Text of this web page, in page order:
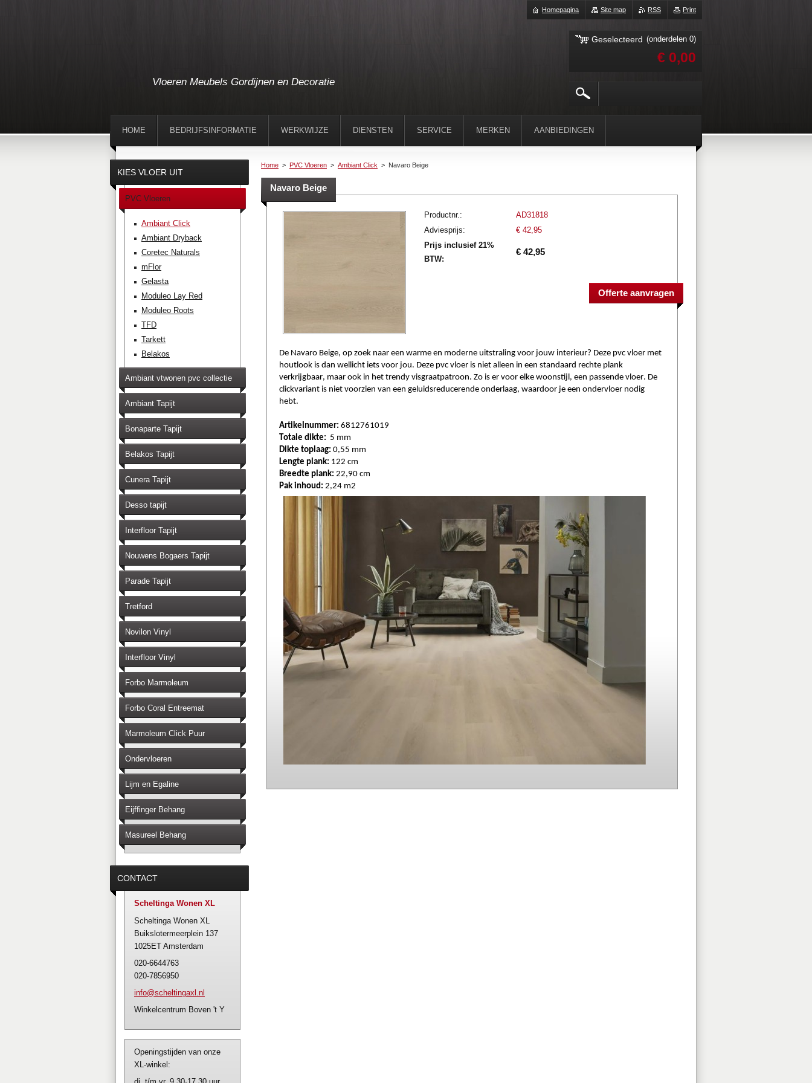
Vloeren Meubels Gordijnen en Decoratie
Home > PVC Vloeren > Ambiant Click > Navaro Beige
Navaro Beige
Productnr.:
AD31818
Adviesprijs:
€ 42,95
Prijs inclusief 21%
BTW:
€ 42,95
De Navaro Beige, op zoek naar een warme en moderne uitstraling voor jouw interieur? Deze pvc vloer met
houtlook is dan wellicht iets voor jou. Deze pvc vloer is niet alleen in een standaard rechte plank
verkrijgbaar, maar ook in het trendy visgraatpatroon. Zo is er voor elke woonstijl, een passende vloer. De
clickvariant is niet voorzien van een geluidsreducerende onderlaag, waardoor je een ondervloer nodig
hebt.
Artikelnummer: 6812761019
Totale dikte: 5 mm
Dikte toplaag: 0,55 mm
Lengte plank: 122 cm
Breedte plank: 22,90 cm
Pak inhoud: 2,24 m2
KIES VLOER UIT
PVC Vloeren
Ambiant Click
Ambiant Dryback
Coretec Naturals
mFlor
Gelasta
Moduleo Lay Red
Moduleo Roots
TFD
Tarkett
Belakos
Ambiant vtwonen pvc collectie
Ambiant Tapijt
Bonaparte Tapijt
Belakos Tapijt
Cunera Tapijt
Desso tapijt
Interfloor Tapijt
Nouwens Bogaers Tapijt
Parade Tapijt
Tretford
Novilon Vinyl
Interfloor Vinyl
Forbo Marmoleum
Forbo Coral Entreemat
Marmoleum Click Puur
Ondervloeren
Lijm en Egaline
Eijffinger Behang
Masureel Behang
CONTACT
Scheltinga Wonen XL
Scheltinga Wonen XL
Buikslotermeerplein 137
1025ET Amsterdam
020-6644763
020-7856950
info@scheltingax l.nl
Winkelcentrum Boven 't Y
Openingstijden van onze
XL-winkel:
HOME BEDRIJFSINFORMATIE WERKWIJZE DIENSTEN SERVICE MERKEN AANBIEDINGEN
Print
RSS
Site map
Homepagina
Geselecteerd (onderdelen 0)
€ 0,00